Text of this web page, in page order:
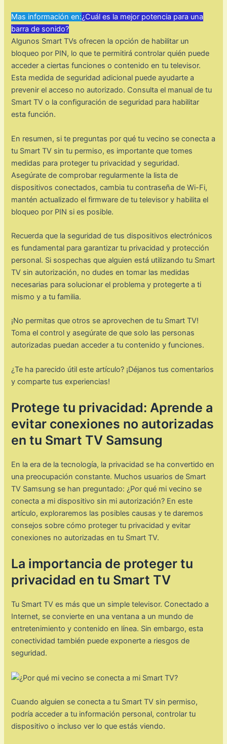
Mas información en:¿Cuál es la mejor potencia para una
barra de sonido?
Algunos Smart TVs ofrecen la opción de habilitar un
bloqueo por PIN, lo que te permitirá controlar quién puede
acceder a ciertas funciones o contenido en tu televisor.
Esta medida de seguridad adicional puede ayudarte a
prevenir el acceso no autorizado. Consulta el manual de tu
Smart TV o la configuración de seguridad para habilitar
esta función.
En resumen, si te preguntas por qué tu vecino se conecta a
tu Smart TV sin tu permiso, es importante que tomes
medidas para proteger tu privacidad y seguridad.
Asegúrate de comprobar regularmente la lista de
dispositivos conectados, cambia tu contraseña de Wi-Fi,
mantén actualizado el firmware de tu televisor y habilita el
bloqueo por PIN si es posible.
Recuerda que la seguridad de tus dispositivos electrónicos
es fundamental para garantizar tu privacidad y protección
personal. Si sospechas que alguien está utilizando tu Smart
TV sin autorización, no dudes en tomar las medidas
necesarias para solucionar el problema y protegerte a ti
mismo y a tu familia.
¡No permitas que otros se aprovechen de tu Smart TV!
Toma el control y asegúrate de que solo las personas
autorizadas puedan acceder a tu contenido y funciones.
¿Te ha parecido útil este artículo? ¡Déjanos tus comentarios
y comparte tus experiencias!
Protege tu privacidad: Aprende a
evitar conexiones no autorizadas
en tu Smart TV Samsung
En la era de la tecnología, la privacidad se ha convertido en
una preocupación constante. Muchos usuarios de Smart
TV Samsung se han preguntado: ¿Por qué mi vecino se
conecta a mi dispositivo sin mi autorización? En este
artículo, exploraremos las posibles causas y te daremos
consejos sobre cómo proteger tu privacidad y evitar
conexiones no autorizadas en tu Smart TV.
La importancia de proteger tu
privacidad en tu Smart TV
Tu Smart TV es más que un simple televisor. Conectado a
Internet, se convierte en una ventana a un mundo de
entretenimiento y contenido en línea. Sin embargo, esta
conectividad también puede exponerte a riesgos de
seguridad.
Cuando alguien se conecta a tu Smart TV sin permiso,
podría acceder a tu información personal, controlar tu
dispositivo o incluso ver lo que estás viendo.